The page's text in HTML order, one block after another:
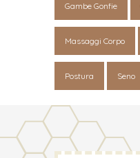
Gambe Gonfie
Massaggi Corpo
Postura Seno